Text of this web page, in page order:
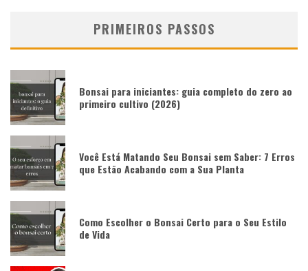
PRIMEIROS PASSOS
Bonsai para iniciantes: guia completo do zero ao
primeiro cultivo (2026)
Você Está Matando Seu Bonsai sem Saber: 7 Erros
que Estão Acabando com a Sua Planta
Como Escolher o Bonsai Certo para o Seu Estilo
de Vida